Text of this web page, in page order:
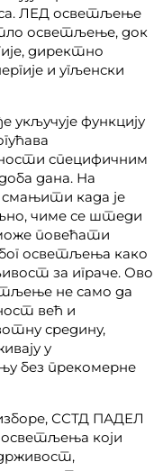
ЛЕД осветљење
осветљење, док
директно
и угљенски
функцију
специфичним
дана. На
када је
чиме се штеди
повећати
осветљења како
за играче. Ово
не само да
већ и
средину,
у
без прекомерне
ССТД ПАДЕЛ
који